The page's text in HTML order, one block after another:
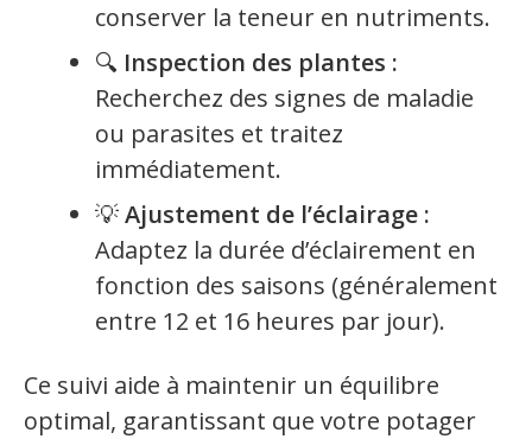
conserver la teneur en nutriments.
🔍 Inspection des plantes :
Recherchez des signes de maladie
ou parasites et traitez
immédiatement.
💡Ajustement de l’éclairage :
Adaptez la durée d’éclairement en
fonction des saisons (généralement
entre 12 et 16 heures par jour).
Ce suivi aide à maintenir un équilibre
optimal, garantissant que votre potager